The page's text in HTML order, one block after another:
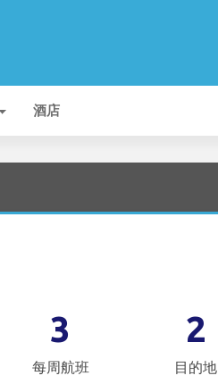
酒店
3
每周航班
2
目的地